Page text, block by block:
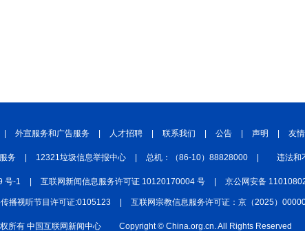
外宣服务和广告服务 人才招聘 联系我们 公告 声明 友
务 12321垃圾信息举报中心 总机：（86-10）88828000 违法和
号-1 互联网新闻信息服务许可证 10120170004 号 京公网安备
播视听节目许可证:0105123 互联网宗教信息服务许可证：京（2025）
所有 中国互联网新闻中心 Copyright © China.org.cn. All Rights Reserved